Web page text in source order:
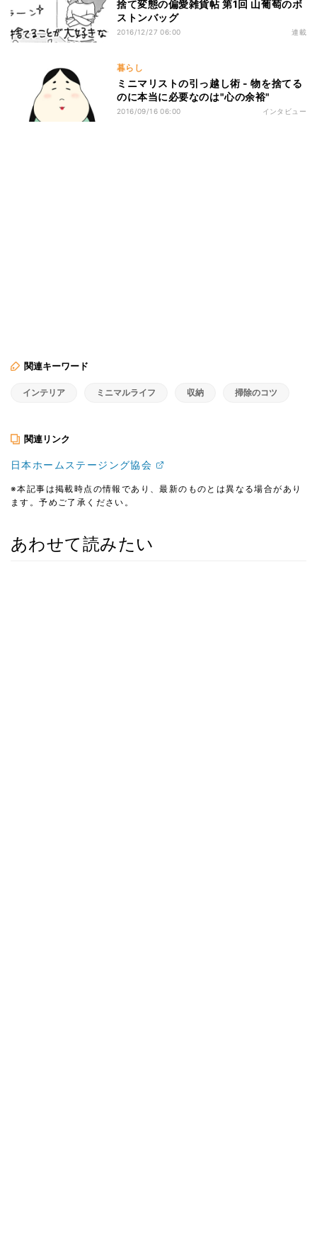
捨て変態の偏愛雑貨帖 第1回 山葡萄のボ
ストンバッグ
2016/12/27 06:00 連載
暮らし
ミニマリストの引っ越し術 - 物を捨てる
のに本当に必要なのは"心の余裕"
2016/09/16 06:00 インタビュー
関連キーワード
インテリア ミニマルライフ 収納 掃除のコツ
関連リンク
日本ホームステージング協会
※本記事は掲載時点の情報であり、最新のものとは異なる場合があり
ます。予めご了承ください。
あわせて読みたい